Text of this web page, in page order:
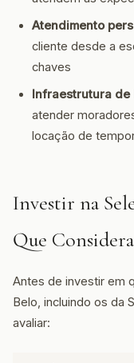
Atendimento
cliente desde a
chaves
Infraestrutura de
atender
locação de
Investir na
Que
Antes de investir em
Belo, incluindo os da
avaliar: